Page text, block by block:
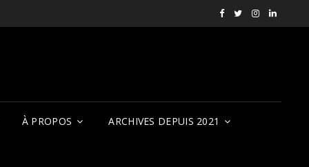
Facebook
X Instagram
VOP
À PROPOS ARCHIVES DEPUIS 2021